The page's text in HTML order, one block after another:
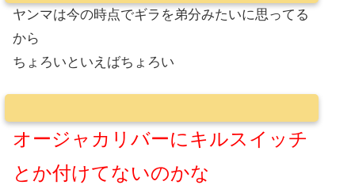
ヤンマは今の時点でギラを弟分みたいに思ってる
から
ちょろいといえばちょろい
オージャカリバーにキルスイッチ
とか付けてないのかな